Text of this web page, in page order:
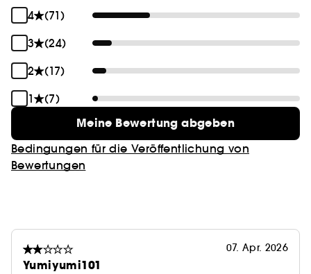
4
(71)
3
(24)
2
(17)
1
(7)
Meine Bewertung abgeben
Bedingungen für die Veröffentlichung von
Bewertungen
07. Apr. 2026
Yumiyumi101